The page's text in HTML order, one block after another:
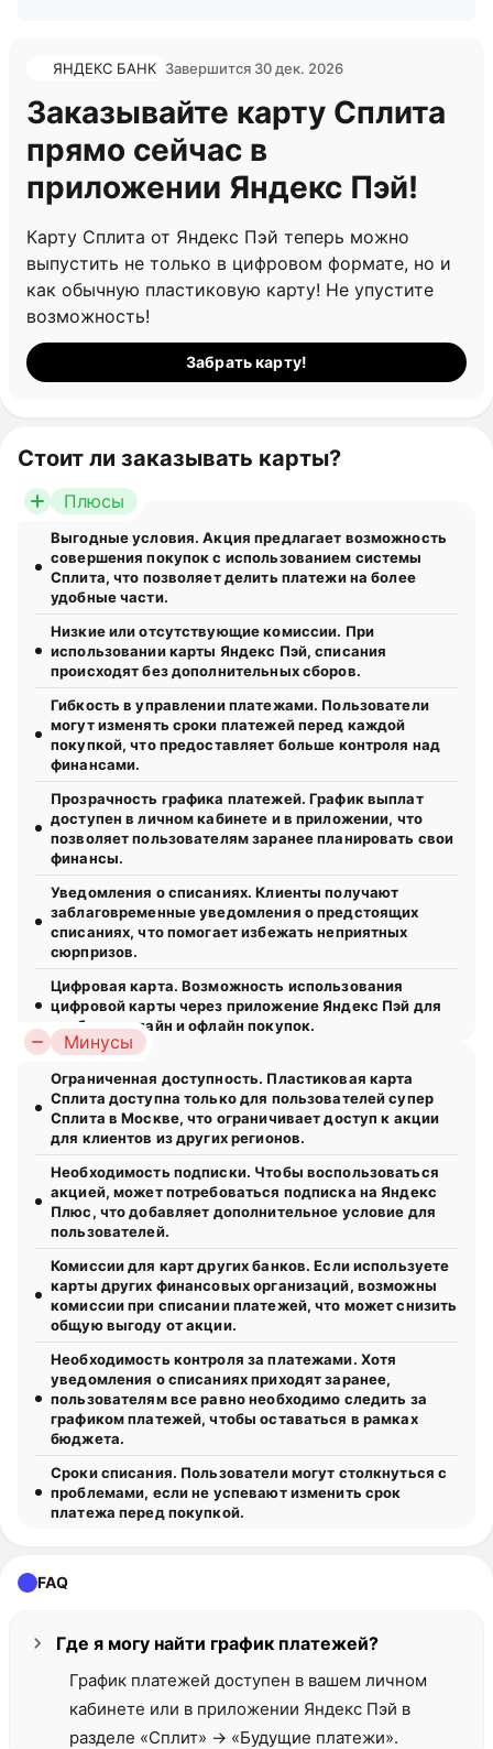
ЯНДЕКС БАНК Завершится 30 дек. 2026
Заказывайте карту Сплита
прямо сейчас в
приложении Яндекс Пэй!
Карту Сплита от Яндекс Пэй теперь можно
выпустить не только в цифровом формате, но и
как обычную пластиковую карту! Не упустите
возможность!
Забрать карту!
Стоит ли заказывать карты?
Плюсы
Выгодные условия. Акция предлагает возможность
совершения покупок с использованием системы
Сплита, что позволяет делить платежи на более
удобные части.
Низкие или отсутствующие комиссии. При
использовании карты Яндекс Пэй, списания
происходят без дополнительных сборов.
Гибкость в управлении платежами. Пользователи
могут изменять сроки платежей перед каждой
покупкой, что предоставляет больше контроля над
финансами.
Прозрачность графика платежей. График выплат
доступен в личном кабинете и в приложении, что
позволяет пользователям заранее планировать свои
финансы.
Уведомления о списаниях. Клиенты получают
заблаговременные уведомления о предстоящих
списаниях, что помогает избежать неприятных
сюрпризов.
Цифровая карта. Возможность использования
цифровой карты через приложение Яндекс Пэй для
удобных онлайн и офлайн покупок.
Минусы
Ограниченная доступность. Пластиковая карта
Сплита доступна только для пользователей супер
Сплита в Москве, что ограничивает доступ к акции
для клиентов из других регионов.
Необходимость подписки. Чтобы воспользоваться
акцией, может потребоваться подписка на Яндекс
Плюс, что добавляет дополнительное условие для
пользователей.
Комиссии для карт других банков. Если используете
карты других финансовых организаций, возможны
комиссии при списании платежей, что может снизить
общую выгоду от акции.
Необходимость контроля за платежами. Хотя
уведомления о списаниях приходят заранее,
пользователям все равно необходимо следить за
графиком платежей, чтобы оставаться в рамках
бюджета.
Сроки списания. Пользователи могут столкнуться с
проблемами, если не успевают изменить срок
платежа перед покупкой.
FAQ
Где я могу найти график платежей?
График платежей доступен в вашем личном
кабинете или в приложении Яндекс Пэй в
разделе «Сплит» -> «Будущие платежи».